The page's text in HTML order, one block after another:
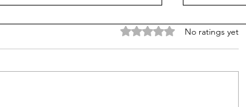
"आपटा रेल्वे स्टेशन"
"आपटा रेल्वे स्टेशन" माझ्या आयुष्यात
"मृगागड
Rated 0 out of 5 stars.
No ratings yet